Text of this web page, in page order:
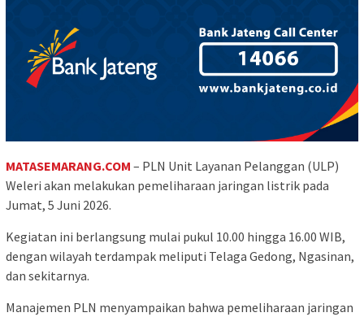
MATASEMARANG.COM – PLN Unit Layanan Pelanggan (ULP)
Weleri akan melakukan pemeliharaan jaringan listrik pada
Jumat, 5 Juni 2026.
Kegiatan ini berlangsung mulai pukul 10.00 hingga 16.00 WIB,
dengan wilayah terdampak meliputi Telaga Gedong, Ngasinan,
dan sekitarnya.
Manajemen PLN menyampaikan bahwa pemeliharaan jaringan